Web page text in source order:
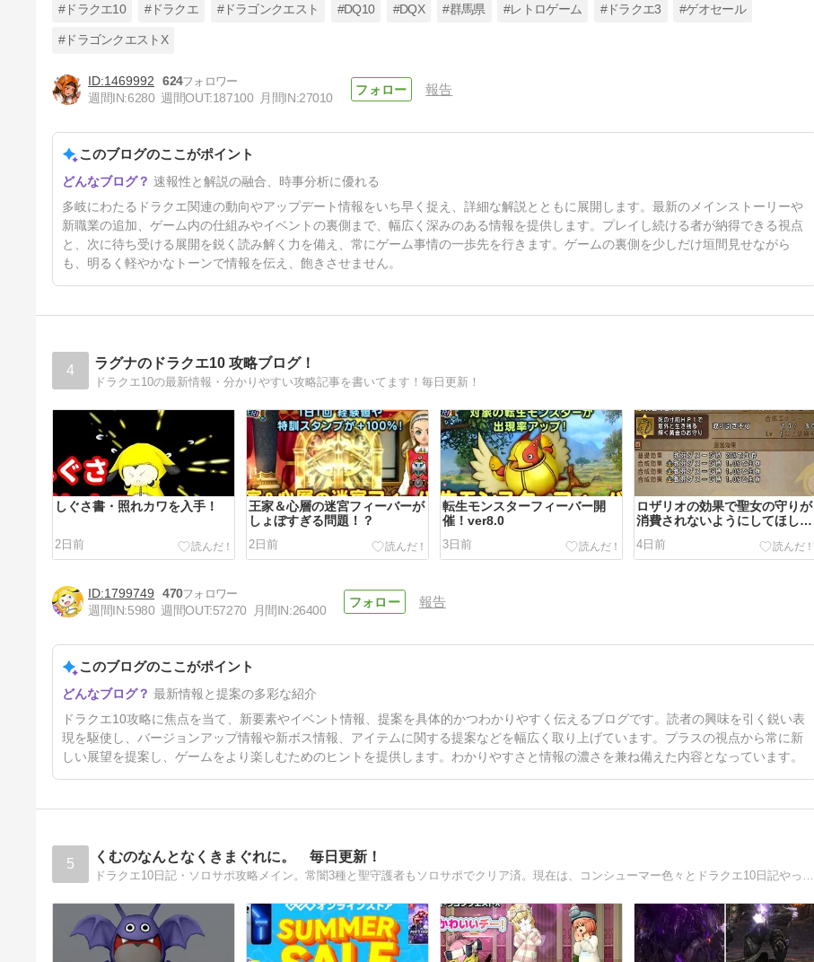
ドラクエ10の人達にFF14はオ
ススメしないよ、ドラクエ10
#ドラクエ10 #ドラクエ #ドラゴンクエスト #DQ10 #DQX #群馬県 #レトロゲーム #ドラクエ3 #ゲオセール
#ドラゴンクエストX
1469992
624
週間IN:6280 週間OUT:187100 月間IN:27010
報告
このブログのここがポイント
速報性と解説の融合、時事分析に優れる
多岐にわたるドラクエ関連の動向やアップデート情報をいち早く捉え、詳細な解説とともに展開します。最新のメインストーリーや
新職業の追加、ゲーム内の仕組みやイベントの裏側まで、幅広く深みのある情報を提供します。プレイし続ける者が納得できる視点
と、次に待ち受ける展開を鋭く読み解く力を備え、常にゲーム事情の一歩先を行きます。ゲームの裏側を少しだけ垣間見せながら
も、明るく軽やかなトーンで情報を伝え、飽きさせません。
4 ラグナのドラクエ10 攻略ブログ！
ドラクエ10の最新情報・分かりやすい攻略記事を書いてます！毎日更新！
しぐさ書・照れカワを入手！
2日前
王家＆心層の迷宮フィーバーが
しょぼすぎる問題！？
2日前
転生モンスターフィーバー開
催！ver8.0
3日前
ロザリオの効果で聖女の守りが
消費されないようにしてほし
い！？
4日前
これからの『ドラゴンクエスト
Xオンライン』中長期展望！最
エストXTV 14周年スペシャ
ル】
6日前
1799749
470
週間IN:5980 週間OUT:57270 月間IN:26400
報告
このブログのここがポイント
最新情報と提案の多彩な紹介
ドラクエ10攻略に焦点を当て、新要素やイベント情報、提案を具体的かつわかりやすく伝えるブログです。読者の興味を引く鋭い表
現を駆使し、バージョンアップ情報や新ボス情報、アイテムに関する提案などを幅広く取り上げています。プラスの視点から常に新
しい展望を提案し、ゲームをより楽しむためのヒントを提供します。わかりやすさと情報の濃さを兼ね備えた内容となっています。
5 くむのなんとなくきまぐれに。 毎日更新！